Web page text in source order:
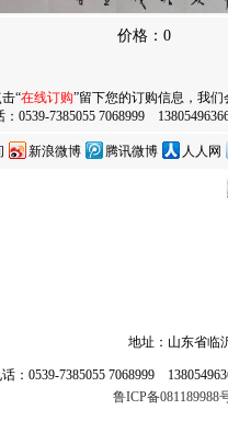
价格：0
“在线订购”留下您的订购信息，我
0539-7385055 7068999
新浪微博 腾讯微博 人人网
地址：山东省临
：0539-7385055 7068999
鲁ICP备081189988